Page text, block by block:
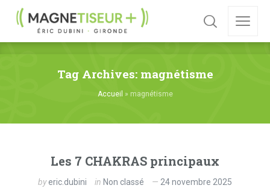
Tag Archives: magnétisme
Accueil » magnétisme
Les 7 CHAKRAS principaux
byeric.dubini in Non classé 24 novembre 2025